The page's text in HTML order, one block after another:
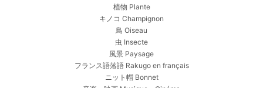
植物 Plante
キノコ Champignon
鳥 Oiseau
虫 Insecte
風景 Paysage
フランス語落語 Rakugo en français
ニット帽 Bonnet